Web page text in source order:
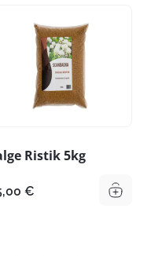
Ristik 5kg
€